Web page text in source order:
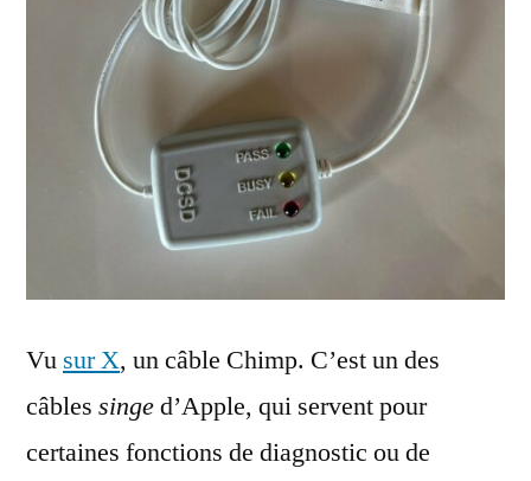
Vu sur X, un câble Chimp. C’est un des
câbles singed’Apple, qui servent pour
certaines fonctions de diagnostic ou de